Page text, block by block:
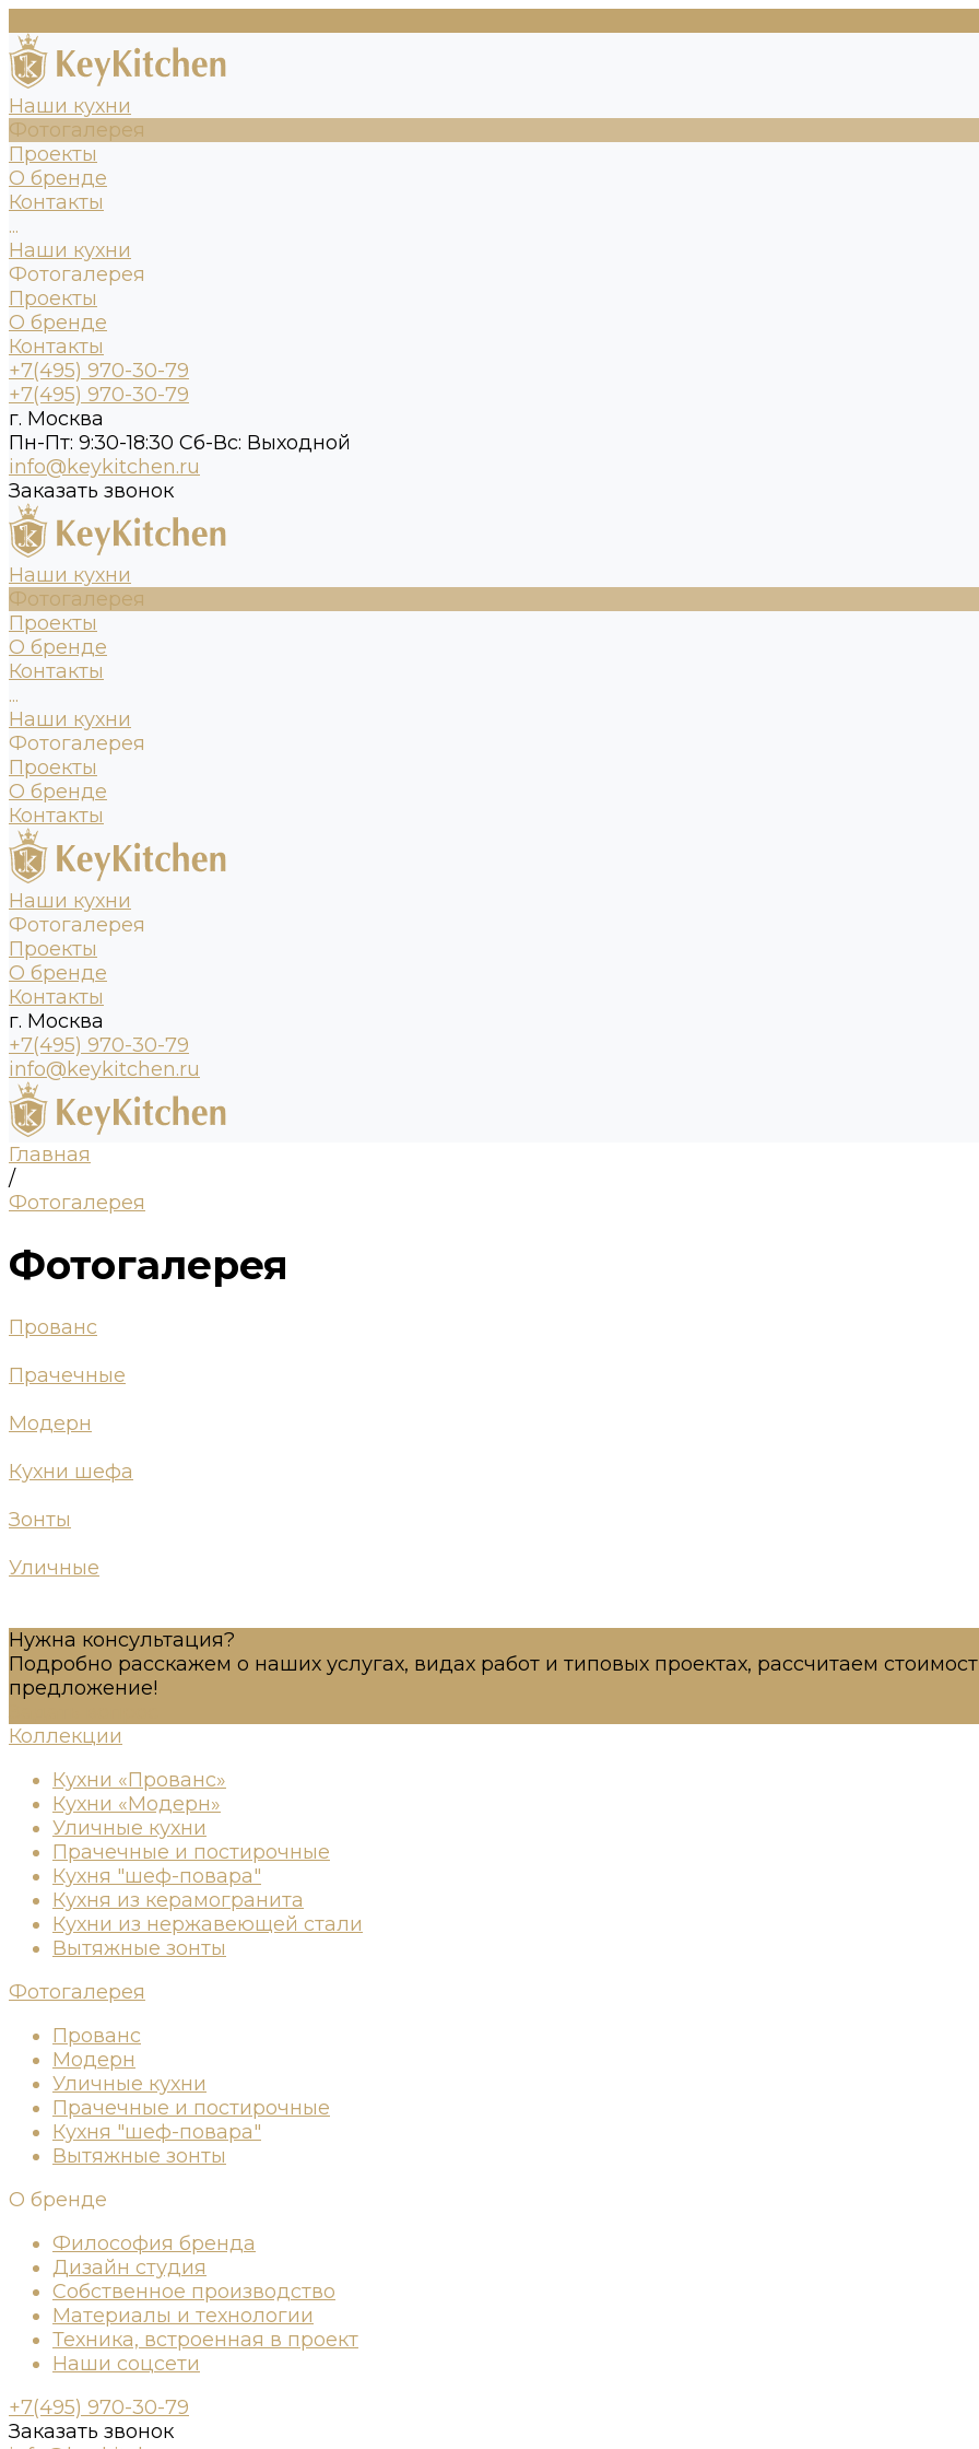
Наши кухни
Фотогалерея
Проекты
О бренде
Контакты
...
Наши кухни
Фотогалерея
Проекты
О бренде
Контакты
+7(495) 970-30-79
+7(495) 970-30-79
г. Москва
Пн-Пт: 9:30-18:30 Cб-Вс: Выходной
info@keykitchen.ru
Заказать звонок
Наши кухни
Фотогалерея
Проекты
О бренде
Контакты
...
Наши кухни
Фотогалерея
Проекты
О бренде
Контакты
Наши кухни
Фотогалерея
Проекты
О бренде
Контакты
г. Москва
+7(495) 970-30-79
info@keykitchen.ru
Главная
/
Фотогалерея
Фотогалерея
Прованс
Прачечные
Модерн
Кухни шефа
Зонты
Уличные
Нужна консультация?
Подробно расскажем о наших услугах, видах работ и типовых проектах, рассчитаем
предложение!
Коллекции
Кухни «Прованс»
Кухни «Модерн»
Уличные кухни
Прачечные и постирочные
Кухня "шеф-повара"
Кухня из керамогранита
Кухни из нержавеющей стали
Вытяжные зонты
Фотогалерея
Прованс
Модерн
Уличные кухни
Прачечные и постирочные
Кухня "шеф-повара"
Вытяжные зонты
О бренде
Философия бренда
Дизайн студия
Собственное производство
Материалы и технологии
Техника, встроенная в проект
Наши соцсети
+7(495) 970-30-79
Заказать звонок